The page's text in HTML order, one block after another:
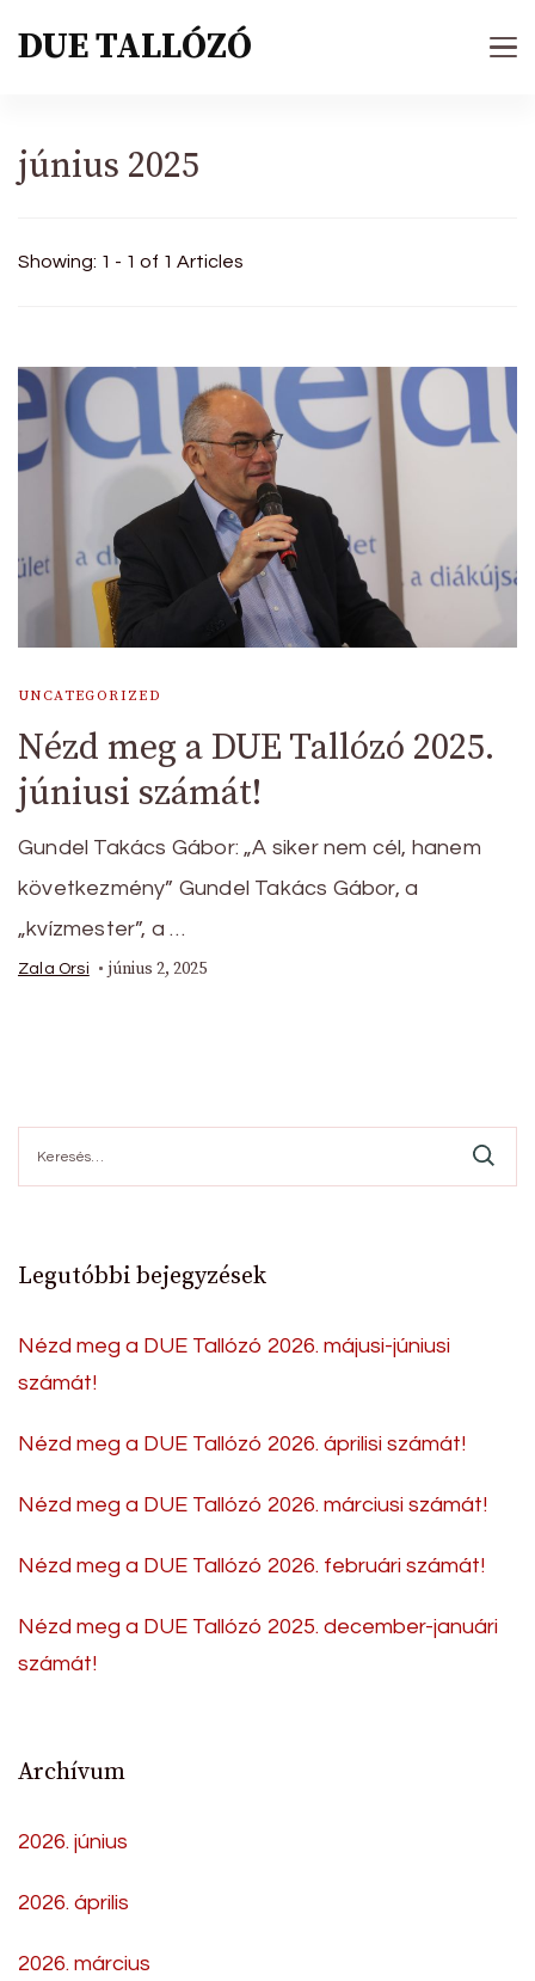
DUE TALLÓZÓ
június 2025
Showing: 1 - 1 of 1 Articles
UNCATEGORIZED
Nézd meg a DUE Tallózó 2025.
júniusi számát!
Gundel Takács Gábor: „A siker nem cél, hanem
következmény” Gundel Takács Gábor, a
„kvízmester”, a …
Zala Orsi június 2, 2025
Legutóbbi bejegyzések
Nézd meg a DUE Tallózó 2026. májusi-júniusi
számát!
Nézd meg a DUE Tallózó 2026. áprilisi számát!
Nézd meg a DUE Tallózó 2026. márciusi számát!
Nézd meg a DUE Tallózó 2026. februári számát!
Nézd meg a DUE Tallózó 2025. december-januári
számát!
Archívum
2026. június
2026. április
2026. március